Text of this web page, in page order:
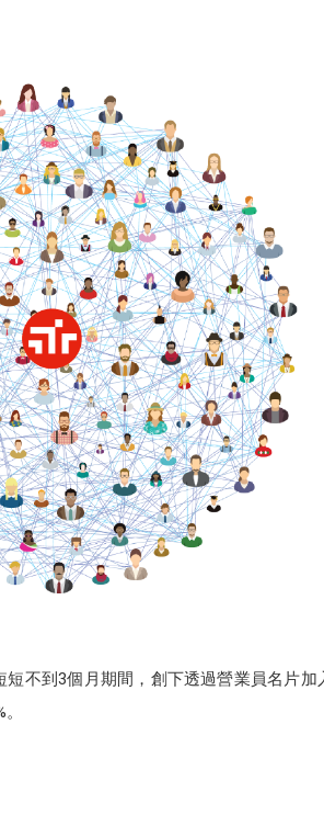
不到3個月期間，創下透過營業員名片